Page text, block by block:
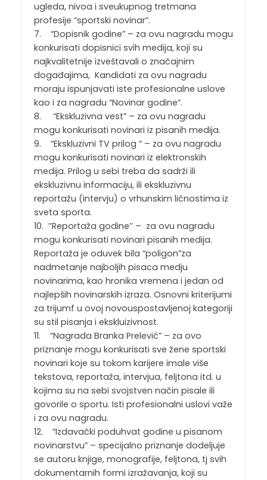
ugleda, nivoa i sveukupnog tretmana
profesije “sportski novinar”.
7. “Dopisnik godine” – za ovu nagradu mogu
konkurisati dopisnici svih medija, koji su
najkvalitetnije izveštavali o značajnim
događajima, Kandidati za ovu nagradu
moraju ispunjavati iste profesionalne uslove
kao i za nagradu “Novinar godine”.
8. “Ekskluzivna vest” – za ovu nagradu
mogu konkurisati novinari iz pisanih medija.
9. “Ekskluzivni TV prilog “ – za ovu nagradu
mogu konkurisati novinari iz elektronskih
medija. Prilog u sebi treba da sadrži ili
ekskluzivnu informaciju, ili ekskluzivnu
reportažu (intervju) o vrhunskim ličnostima iz
sveta sporta.
10. ’’Reportaža godine’’ – za ovu nagradu
mogu konkurisati novinari pisanih medija.
Reportaža je oduvek bila “poligon”za
nadmetanje najboljih pisaca medju
novinarima, kao hronika vremena i jedan od
najlepših novinarskih izraza. Osnovni kriterijumi
za trijumf u ovoj novouspostavljenoj kategoriji
su stil pisanja i ekskluizivnost.
11. “Nagrada Branka Prelević” – za ovo
priznanje mogu konkurisati sve žene sportski
novinari koje su tokom karijere imale više
tekstova, reportaža, intervjua, feljtona itd. u
kojima su na sebi svojstven način pisale ili
govorile o sportu. Isti profesionalni uslovi važe
i za ovu nagradu.
12. “Izdavački poduhvat godine u pisanom
novinarstvu” – specijalno priznanje dodeljuje
se autoru knjige, monografije, feljtona, tj svih
dokumentarnih formi izražavanja, koji su